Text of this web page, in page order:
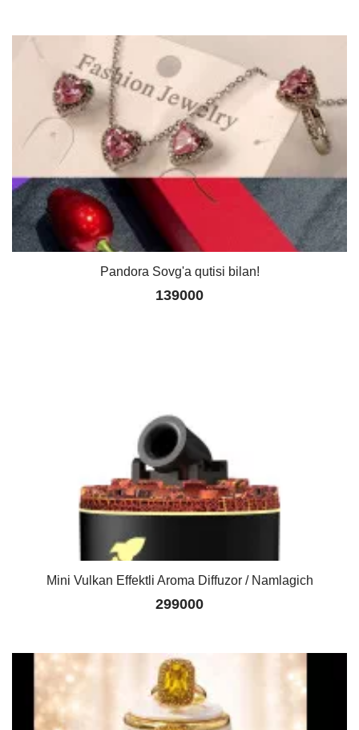
Pandora Sovg'a qutisi bilan!
139000
Mini Vulkan Effektli Aroma Diffuzor / Namlagich
299000